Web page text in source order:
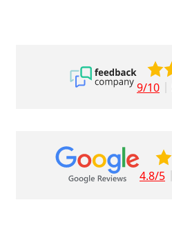
9/10
4.8/5